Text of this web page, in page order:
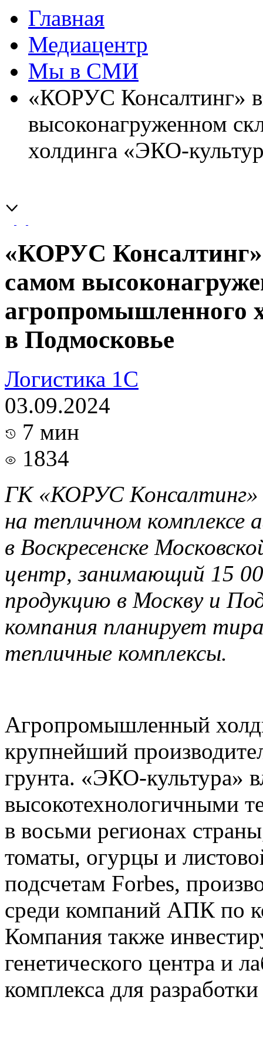
Главная
Медиацентр
Мы в СМИ
«КОРУС Консалтинг»
высоконагруженном
холдинга «ЭКО-
«КОРУС
самом
агропромышленного
в Подмосковье
Логистика 1C
03.09.2024
7 мин
1834
ГК «КОРУС Консалтинг»
на тепличном комплексе
в Воскресенске
центр, занимающий 15
продукцию в Москву и
компания планирует
тепличные комплексы.
Агропромышленный
крупнейший
грунта. «ЭКО-культура»
высокотехнологичными
в восьми регионах
томаты, огурцы и
подсчетам Forbes,
среди компаний АПК по
Компания также
генетического центра и
комплекса для